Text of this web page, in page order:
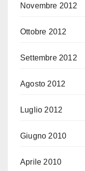
Novembre 2012
Ottobre 2012
Settembre 2012
Agosto 2012
Luglio 2012
Giugno 2010
Aprile 2010